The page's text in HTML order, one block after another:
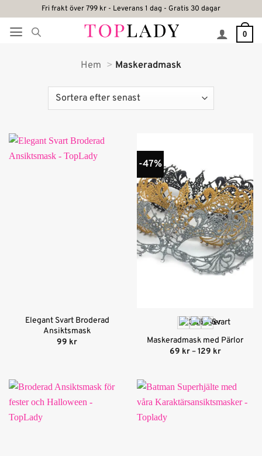
content
Fri frakt över 799 kr - Leverans 1 dag - Gratis 30 dagar
0
Hem Maskeradmask
Elegant Svart Broderad
Ansiktsmask
99 kr
-47%
Maskeradmask med Pärlor
69 kr – 129 kr